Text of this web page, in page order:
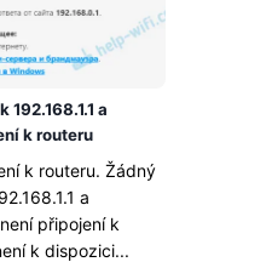
a
k routeru
k routeru. Žádný
a
připojení k
k dispozici...